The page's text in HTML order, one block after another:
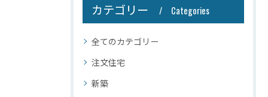
カテゴリー Categories
全てのカテゴリー
注文住宅
新築